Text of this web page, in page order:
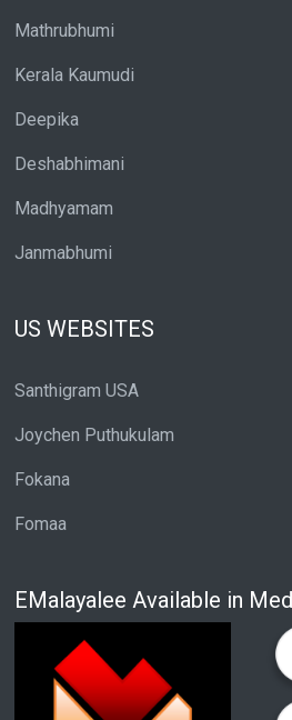
Mathrubhumi
Kerala Kaumudi
Deepika
Deshabhimani
Madhyamam
Janmabhumi
US WEBSITES
Santhigram USA
Joychen Puthukulam
Fokana
Fomaa
EMalayalee Available in